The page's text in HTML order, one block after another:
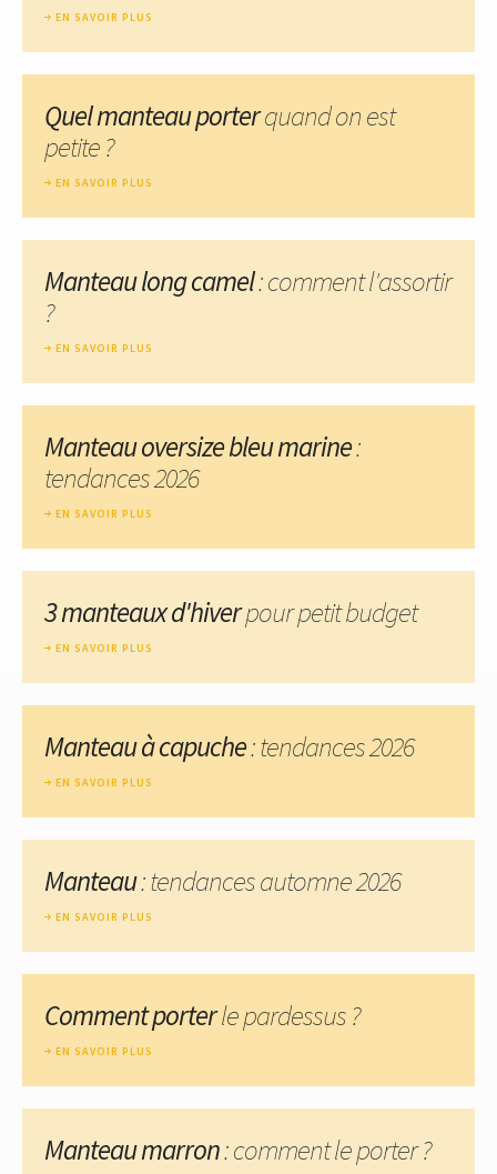
EN SAVOIR PLUS
Quel manteau porterquand on est
petite ?
EN SAVOIR PLUS
Manteau long camel: comment l'assortir
?
EN SAVOIR PLUS
Manteau oversize bleu marine:
tendances 2026
EN SAVOIR PLUS
3 manteaux d'hiverpour petit budget
EN SAVOIR PLUS
Manteau à capuche: tendances 2026
EN SAVOIR PLUS
Manteau: tendances automne 2026
EN SAVOIR PLUS
Comment porterle pardessus ?
EN SAVOIR PLUS
Manteau marron: comment le porter ?